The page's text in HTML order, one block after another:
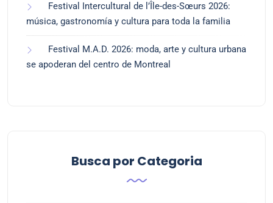
Festival Intercultural de l’Île-des-Sœurs 2026:
música, gastronomía y cultura para toda la familia
Festival M.A.D. 2026: moda, arte y cultura urbana
se apoderan del centro de Montreal
Busca por Categoria